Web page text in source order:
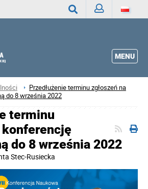
MENU
Przedłużenie terminu zgłoszeń na
do 8 września 2022
terminu
konferencję
do 8 września 2022
Stec-Rusiecka